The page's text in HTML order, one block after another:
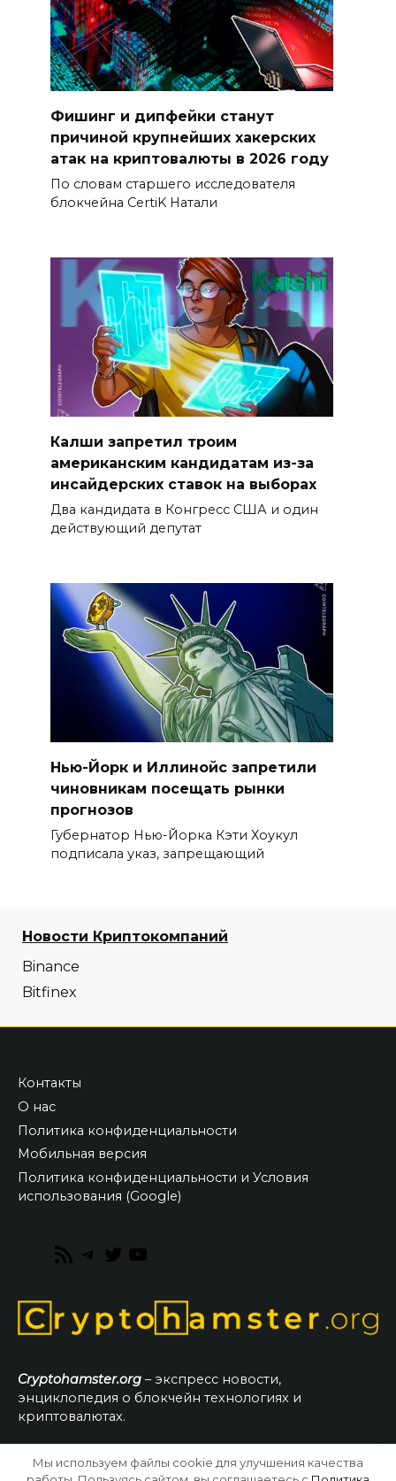
Фишинг и дипфейки станут
причиной крупнейших хакерских
атак на криптовалюты в 2026 году
По словам старшего исследователя
блокчейна CertiK Натали
Калши запретил троим
американским кандидатам из-за
инсайдерских ставок на выборах
Два кандидата в Конгресс США и один
действующий депутат
Нью-Йорк и Иллинойс запретили
чиновникам посещать рынки
прогнозов
Губернатор Нью-Йорка Кэти Хоукул
подписала указ, запрещающий
Новости Криптокомпаний
Binance
Bitfinex
Контакты
О нас
Политика конфиденциальности
Мобильная версия
Политика конфиденциальности и Условия
использования (Google)
RSS
Telegram
Twitter
Cryptohamster.org – экспресс новости,
энциклопедия о блокчейн технологиях и
криптовалютах.
© 2026 CryptoHamster.org
Мы используем файлы cookie для улучшения качества